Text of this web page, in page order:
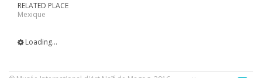
RELATED PLACE
Mexique
Loading...